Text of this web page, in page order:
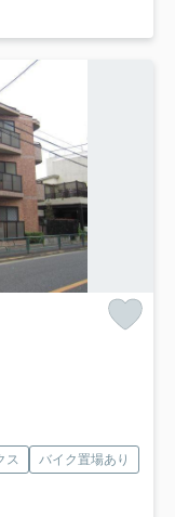
ス
バイク置場あり